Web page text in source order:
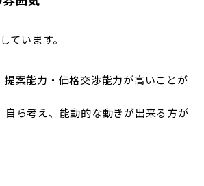
ています。
提案能力・価格交渉能力が高いことが
自ら考え、能動的な動きが出来る方が